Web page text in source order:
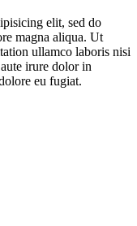
elit, sed do
magna aliqua. Ut
ullamco laboris nisi
irure dolor in
eu fugiat.